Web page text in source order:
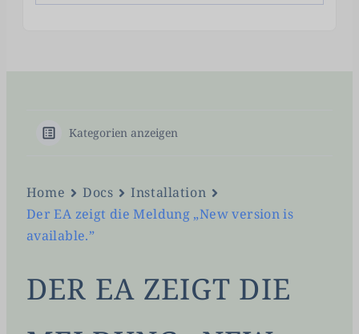
Kategorien anzeigen
Home Docs
Installation
Der EA zeigt die Meldung „New version is
available.”
DER EA ZEIGT DIE